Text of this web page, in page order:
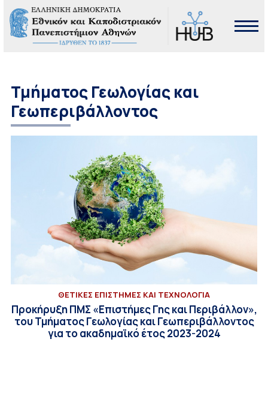
Τμήματος Γεωλογίας και
Γεωπεριβάλλοντος
ΘΕΤΙΚΕΣ ΕΠΙΣΤΗΜΕΣ ΚΑΙ ΤΕΧΝΟΛΟΓΙΑ
Προκήρυξη ΠΜΣ «Επιστήμες Γης και Περιβάλλον»,
του Τμήματος Γεωλογίας και Γεωπεριβάλλοντος
για το ακαδημαϊκό έτος 2023-2024